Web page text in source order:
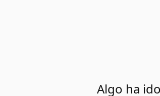
Algo ha